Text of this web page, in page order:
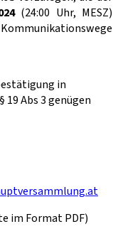
(24:00 Uhr, MESZ)
in
Abs 3 genügen
im Format PDF)